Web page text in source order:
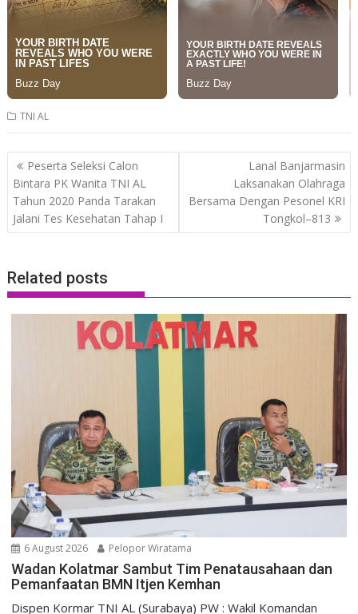
TNI AL
Post
navigation
Peserta Seleksi Calon
Bintara PK Wanita TNI AL
Tahun 2020 Panda Tarakan
Jalani Tes Kesehatan Tahap I
Lanal Banjarmasin
Laksanakan Olahraga
Bersama Dengan Pesonel KRI
Tongkol–813
Related posts
6 August 2026 Pelopor Wiratama
Wadan Kolatmar Sambut Tim Penatausahaan dan
Pemanfaatan BMN Itjen Kemhan
Dispen Kormar TNI AL (Surabaya) PW : Wakil Komandan